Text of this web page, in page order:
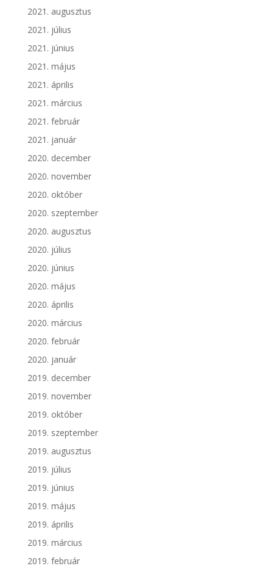
2021. augusztus
2021. július
2021. június
2021. május
2021. április
2021. március
2021. február
2021. január
2020. december
2020. november
2020. október
2020. szeptember
2020. augusztus
2020. július
2020. június
2020. május
2020. április
2020. március
2020. február
2020. január
2019. december
2019. november
2019. október
2019. szeptember
2019. augusztus
2019. július
2019. június
2019. május
2019. április
2019. március
2019. február